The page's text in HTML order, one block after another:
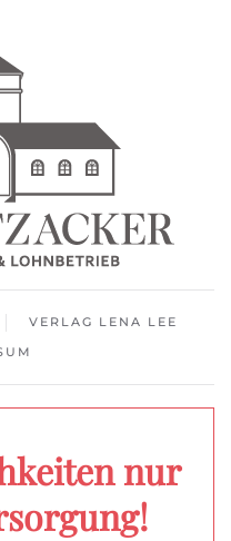
VERLAG LENA LEE
nur